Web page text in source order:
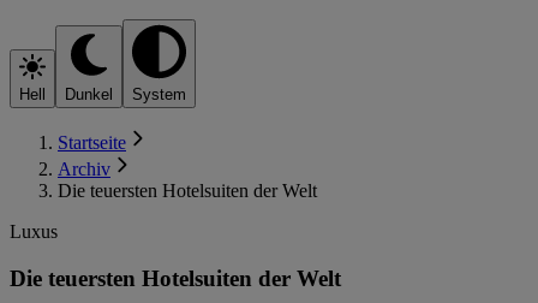
Hell Dunkel System
Startseite
Archiv
Die teuersten Hotelsuiten der Welt
Luxus
Die teuersten Hotelsuiten der Welt